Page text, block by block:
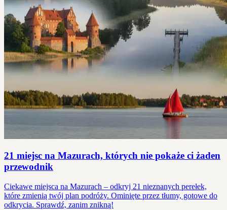
21 miejsc na Mazurach, których nie pokaże ci żaden
przewodnik
Ciekawe miejsca na Mazurach – odkryj 21 nieznanych perełek,
które zmienią twój plan podróży. Ominięte przez tłumy, gotowe do
odkrycia. Sprawdź, zanim znikną!